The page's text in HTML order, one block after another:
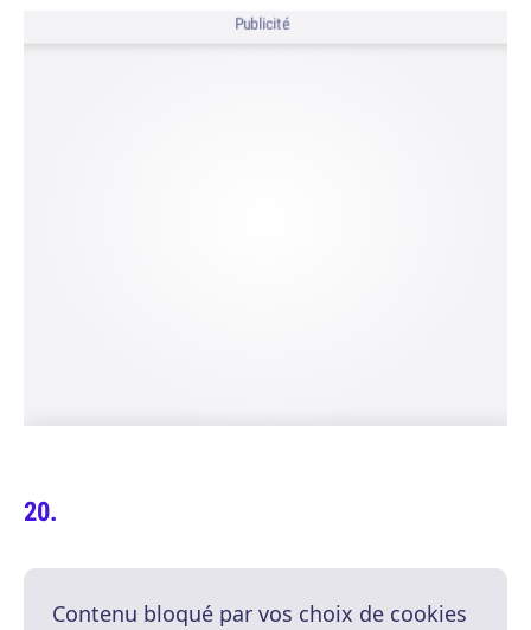
Publicité
Contenu bloqué par vos choix de cookies